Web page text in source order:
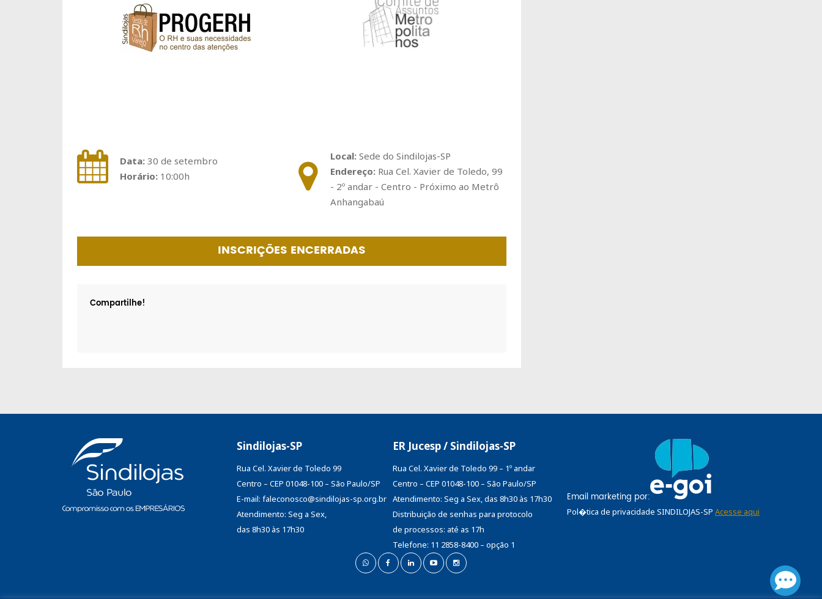
Data: 30 de setembro
Horário: 10:00h
Local: Sede do Sindilojas-SP
Endereço: Rua Cel. Xavier de Toledo, 99
- 2º andar - Centro - Próximo ao Metrô
Anhangabaú
INSCRIÇÕES ENCERRADAS
Compartilhe!
Sindilojas-SP
Rua Cel. Xavier de Toledo 99
Centro – CEP 01048-100 – São Paulo/SP
E-mail: faleconosco@sindilojas-sp.org.br
Atendimento: Seg a Sex,
das 8h30 às 17h30
ER Jucesp / Sindilojas-SP
Rua Cel. Xavier de Toledo 99 – 1º andar
Centro – CEP 01048-100 – São Paulo/SP
Atendimento: Seg a Sex, das 8h30 às 17h30
Distribuição de senhas para protocolo
de processos: até as 17h
Telefone: 11 2858-8400 – opção 1
Email marketing por:
Pol�tica de privacidade SINDILOJAS-SP Acesse aqui